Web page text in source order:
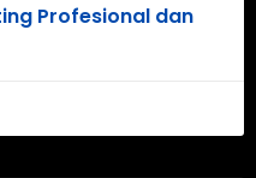
Profesional dan